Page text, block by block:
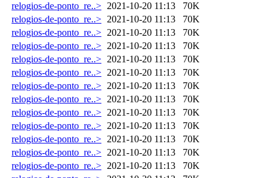
relogios-de-ponto_re..> 2021-10-20 11:13
70K
relogios-de-ponto_re..> 2021-10-20 11:13
70K
relogios-de-ponto_re..> 2021-10-20 11:13
70K
relogios-de-ponto_re..> 2021-10-20 11:13
70K
relogios-de-ponto_re..> 2021-10-20 11:13
70K
relogios-de-ponto_re..> 2021-10-20 11:13
70K
relogios-de-ponto_re..> 2021-10-20 11:13
70K
relogios-de-ponto_re..> 2021-10-20 11:13
70K
relogios-de-ponto_re..> 2021-10-20 11:13
70K
relogios-de-ponto_re..> 2021-10-20 11:13
70K
relogios-de-ponto_re..> 2021-10-20 11:13
70K
relogios-de-ponto_re..> 2021-10-20 11:13
70K
relogios-de-ponto_re..> 2021-10-20 11:13
70K